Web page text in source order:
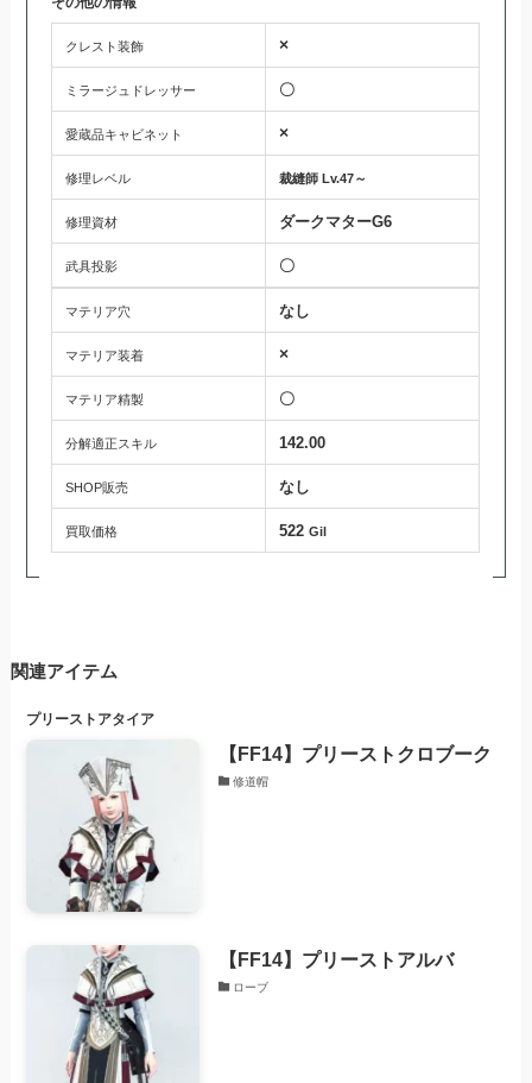
クレスト装飾 ×
ミラージュドレッサー 〇
愛蔵品キャビネット ×
修理レベル 裁縫師 Lv.47～
修理資材 ダークマターG6
武具投影 〇
マテリア穴 なし
マテリア装着 ×
マテリア精製 〇
分解適正スキル 142.00
SHOP販売 なし
買取価格 522 Gil
関連アイテム
プリースト アタイア
【FF14】プリーストクロブーク
修道帽
【FF14】プリーストアルバ
ローブ